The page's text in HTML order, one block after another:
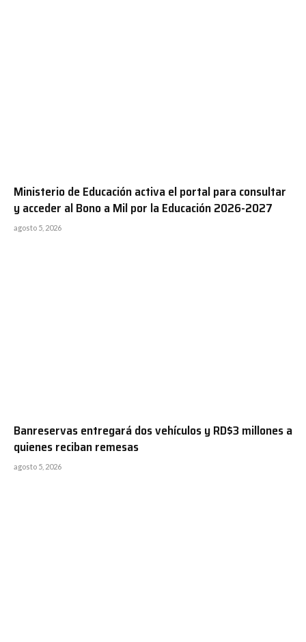
Ministerio de Educación activa el portal para consultar
y acceder al Bono a Mil por la Educación 2026-2027
agosto 5, 2026
Banreservas entregará dos vehículos y RD$3 millones a
quienes reciban remesas
agosto 5, 2026